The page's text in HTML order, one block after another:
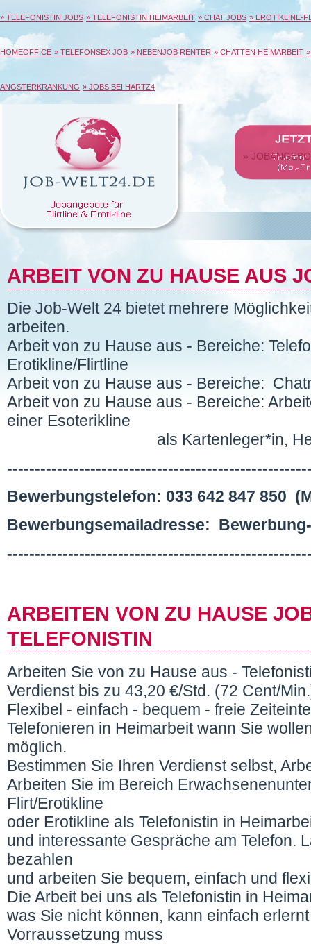
»
» TELEFONISTIN JOBS » TELEFONISTIN HEIMARBEIT » CHAT JOBS » EROTIKLINE-
HOMEOFFICE » TELEFONSEX JOB » NEBENJOB RENTER » CHATTEN HEIMARBEIT
ANGSTERKRANKUNG » JOBS BEI HARTZ4
ARBEIT VON ZU HAUSE AUS
Die Job-Welt 24 bietet mehrere
arbeiten.
Arbeit von zu Hause aus - Bereiche:
Erotikline/Flirtline
Arbeit von zu Hause aus - Bereiche:
Arbeit von zu Hause aus - Bereiche:
einer Esoterikline
als Kartenleger*in,
Bewerbungstelefon: 033 642 847 850
Bewerbungsemailadresse:
ARBEITEN VON ZU HAUSE
TELEFONISTIN
Arbeiten Sie von zu Hause aus -
Verdienst bis zu 43,20 €/Std. (72 Cent/
Flexibel - einfach - bequem - freie
Telefonieren in Heimarbeit wann Sie
möglich.
Bestimmen Sie Ihren Verdienst selbst,
Arbeiten Sie im Bereich
Flirt/Erotikline
oder Erotikline als Telefonistin in
und interessante Gespräche am Telefon.
bezahlen
und arbeiten Sie bequem, einfach und
Die Arbeit bei uns als Telefonistin in
was Sie nicht können, kann einfach
Vorraussetzung muss